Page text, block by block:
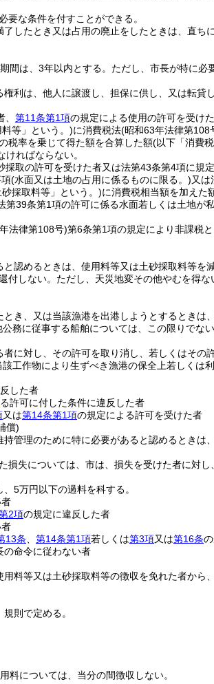
要な条件を付すことができる。
したとき又は占用の廃止をしたときは、直
間は、3年以内とする。 ただし、市長が特に必
利は、他人に譲渡し、担保に供し、又は転貸
第11条第1項の規定による使用の許可を受け
等」という。)に消費税法(昭和63年法律第108
税率を乗じて得た額を合算した額(以下「消費
ければならない。
取の許可を受けた者又は法第43条第4項に規
(水面又は土地の占用に係るものに限る。)又は
採取料等」という。)に消費税相当額を加えた
第39条第1項の許可に係る水面若しくは土地が
法律第108号)第6条第1項の規定により非課税
認めるときは、使用料等又は土砂採取料等を
付しない。 ただし、天災地変その他やむを得
き、又は当該漁港を出港しようとするときは
務に従事する船舶については、この限りでない
に対し、その許可を取り消し、若しくはその
工作物により生ずべき漁港の保全上若しくは
した者
許可に付した条件に違反した者
又は第14条第1項の規定による許可を受けた者
償)
管理のために特に必要があると認めるときは
損失については、市は、損失を受けた者に対し
5万円以下の過料を科する。
2項の規定に違反した者
13条 第14条第1項若しくは第3項又は第16条
の命令に従わない者
料等又は土砂採取料等の徴収を免れた者か
則で定める。
料については、当分の間徴収しない。